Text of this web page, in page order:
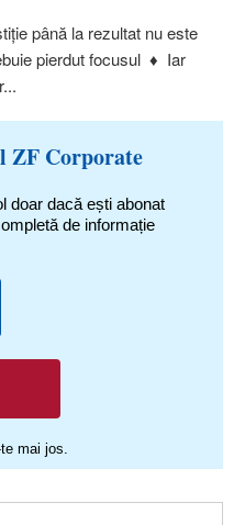
până la rezultat nu este
pierdut focusul ♦ Iar
ZF Corporate
doar dacă ești abonat
de informație
mai jos.